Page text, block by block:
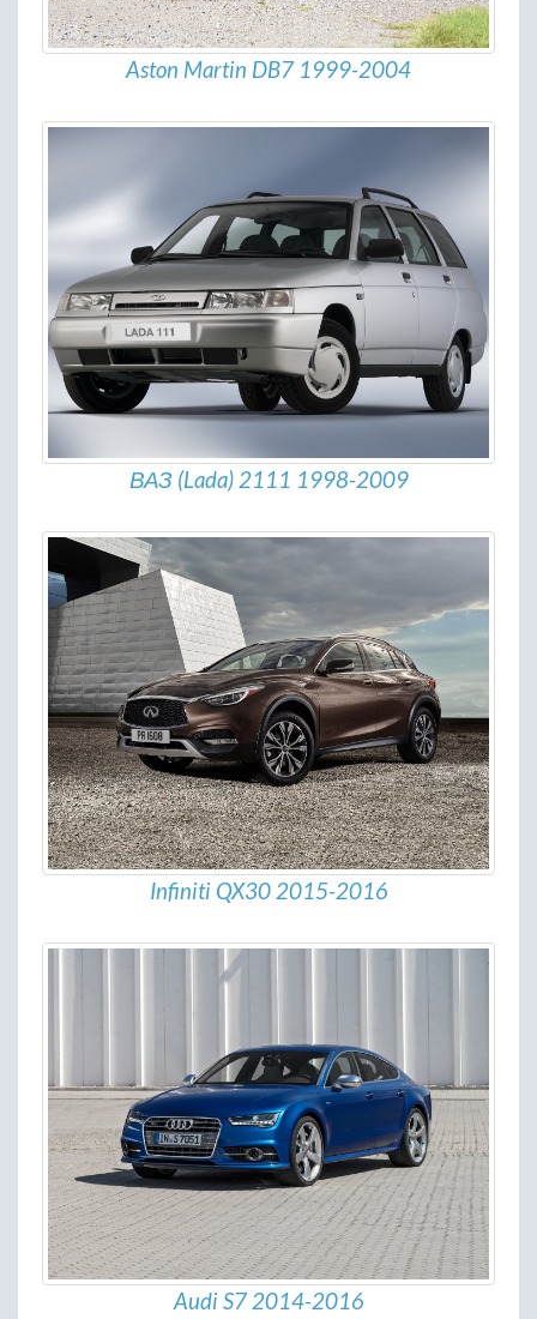
Aston Martin DB7 1999-2004
ВАЗ (Lada) 2111 1998-2009
Infiniti QX30 2015-2016
Audi S7 2014-2016